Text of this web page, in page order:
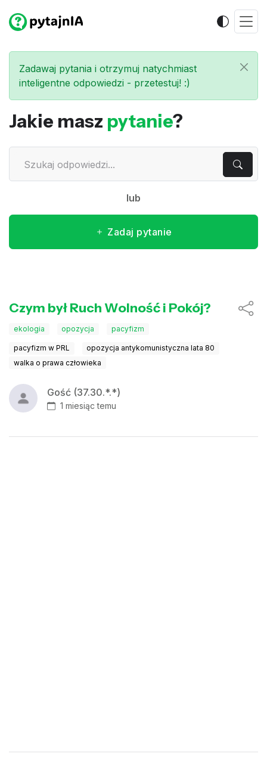
Zadawaj pytania i otrzymuj natychmiast
inteligentne odpowiedzi - przetestuj! :)
Jakie masz pytanie?
lub
Zadaj pytanie
Czym był Ruch Wolność i Pokój?
ekologia opozycja pacyfizm
pacyfizm w PRL
opozycja antykomunistyczna lata 80
walka o prawa człowieka
Gość (37.30.*.*)
1 miesiąc temu